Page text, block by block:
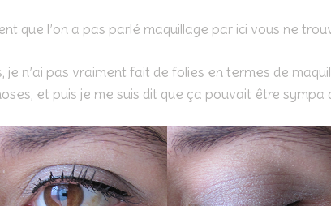
que l’on a pas parlé maquillage par ici vous ne
je n’ai pas vraiment fait de folies en termes de
et puis je me suis dit que ça pouvait être sympa